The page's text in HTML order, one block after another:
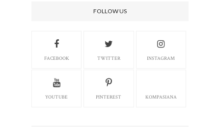
FOLLOW US
FACEBOOK TWITTER INSTAGRAM
YOUTUBE PINTEREST KOMPASIANA